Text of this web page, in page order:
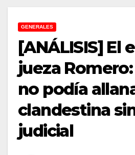
GENERALES
[ANÁLISIS] El
jueza
no podía
clandestina
judicial